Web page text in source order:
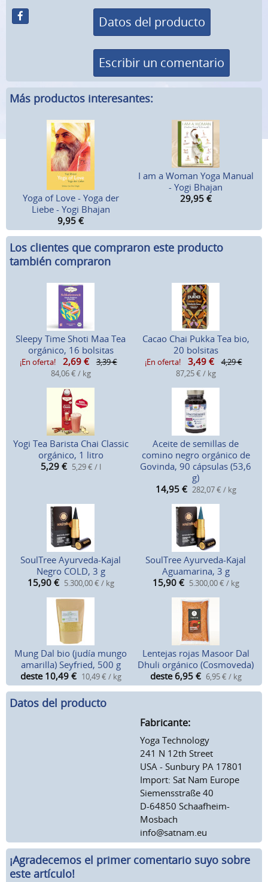
Datos del producto
Escribir un comentario
Más productos interesantes:
Yoga of Love - Yoga der
Liebe - Yogi Bhajan
9,95 €
I am a Woman Yoga Manual
- Yogi Bhajan
29,95 €
Los clientes que compraron este producto
también compraron
Sleepy Time Shoti Maa Tea
orgánico, 16 bolsitas
¡En oferta! 2,69 €
3,39 €
84,06 € / kg
Cacao Chai Pukka Tea bio,
20 bolsitas
¡En oferta! 3,49 €
4,29 €
87,25 € / kg
Yogi Tea Barista Chai Classic
orgánico, 1 litro
5,29 € 5,29 € / l
Aceite de semillas de
comino negro orgánico de
Govinda, 90 cápsulas (53,6
g)
14,95 € 282,07 € / kg
SoulTree Ayurveda-Kajal
Negro COLD, 3 g
15,90 € 5.300,00 € / kg
SoulTree Ayurveda-Kajal
Aguamarina, 3 g
15,90 € 5.300,00 € / kg
Mung Dal bio (judía mungo
amarilla) Seyfried, 500 g
deste 10,49 € 10,49 € / kg
Lentejas rojas Masoor Dal
Dhuli orgánico (Cosmoveda)
deste 6,95 € 6,95 € / kg
Datos del producto
Fabricante:
Yoga Technology
241 N 12th Street
USA - Sunbury PA 17801
Import: Sat Nam Europe
Siemensstraße 40
D-64850 Schaafheim-
Mosbach
info@satnam.eu
¡Agradecemos el primer comentario suyo sobre
este artículo!